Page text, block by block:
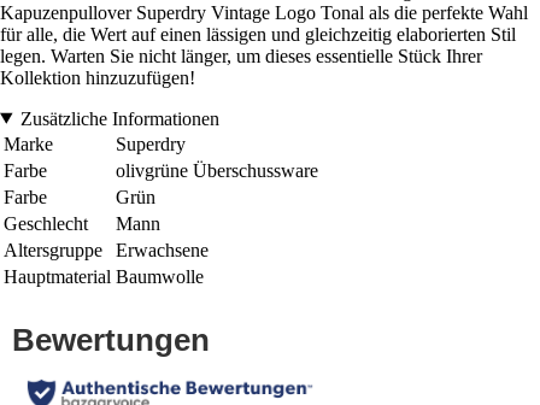
Kapuzenpullover Superdry Vintage Logo Tonal als die perfekte Wahl
für alle, die Wert auf einen lässigen und gleichzeitig elaborierten Stil
legen. Warten Sie nicht länger, um dieses essentielle Stück Ihrer
Kollektion hinzuzufügen!
Zusätzliche Informationen
Marke
Superdry
Farbe
olivgrüne Überschussware
Farbe
Grün
Geschlecht
Mann
Altersgruppe
Erwachsene
Hauptmaterial Baumwolle